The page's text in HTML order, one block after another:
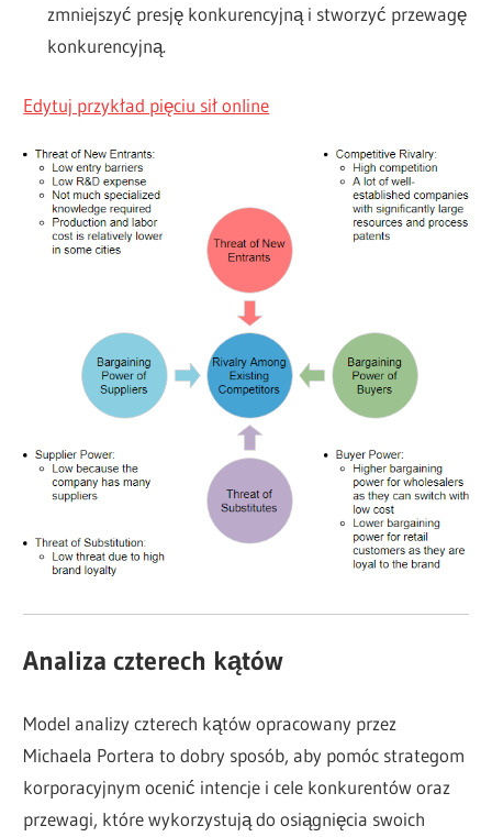
zmniejszyć presję konkurencyjną i stworzyć przewagę
konkurencyjną.
Edytuj przykład pięciu sił online
Analiza czterech kątów
Model analizy czterech kątów opracowany przez
Michaela Portera to dobry sposób, aby pomóc strategom
korporacyjnym ocenić intencje i cele konkurentów oraz
przewagi, które wykorzystują do osiągnięcia swoich